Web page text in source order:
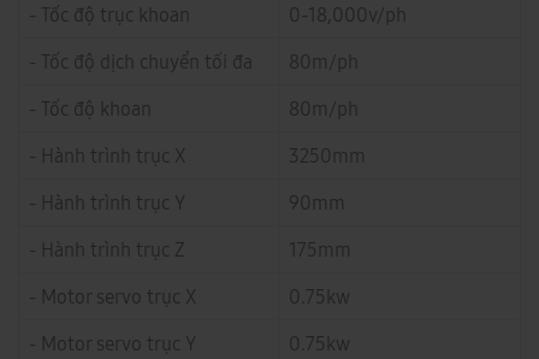
- Tốc độ trục khoan
0-18,000v/ph
- Tốc độ dịch chuyển tối đa
80m/ph
- Tốc độ khoan
80m/ph
- Hành trình trục X
3250mm
- Hành trình trục Y
90mm
- Hành trình trục Z
175mm
- Motor servo trục X
0.75kw
- Motor servo trục Y
0.75kw